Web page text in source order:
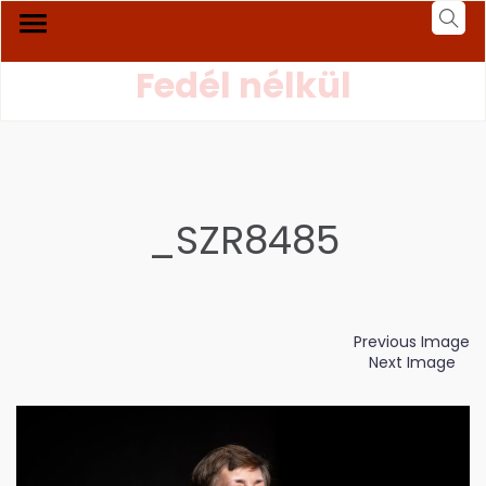
Fedél nélkül
_SZR8485
Previous Image
Next Image